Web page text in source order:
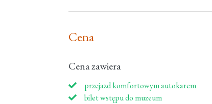
Cena
Cena zawiera
przejazd komfortowym autokarem
bilet wstępu do muzeum